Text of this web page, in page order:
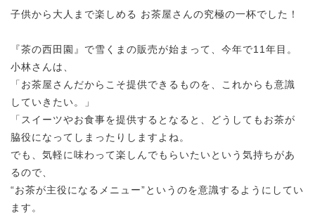
子供から大人まで楽しめる お茶屋さんの究極の一杯でした！
『茶の西田園』で雪くまの販売が始まって、今年で11年目。
小林さんは、
「お茶屋さんだからこそ提供できるものを、これからも意識
していきたい。」
「スイーツやお食事を提供するとなると、どうしてもお茶が
脇役になってしまったりしますよね。
でも、気軽に味わって楽しんでもらいたいという気持ちがあ
るので、
“お茶が主役になるメニュー”というのを意識するようにしてい
ます。